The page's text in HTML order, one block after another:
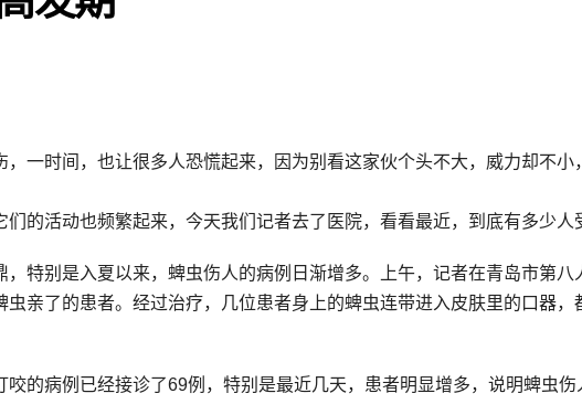
，一时间，也让很多人恐慌起来，因为别看这家伙个头不大，威力却不小
的活动也频繁起来，今天我们记者去了医院，看看最近，到底有多少人
特别是入夏以来，蜱虫伤人的病例日渐增多。上午，记者在青岛市第八
虫亲了的患者。经过治疗，几位患者身上的蜱虫连带进入皮肤里的口器，
咬的病例已经接诊了69例，特别是最近几天，患者明显增多，说明蜱虫伤